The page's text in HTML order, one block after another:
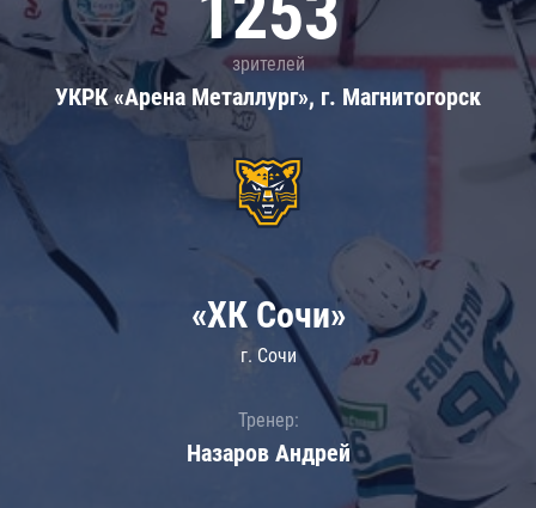
зрителей
УКРК «Арена Металлург», г. Магнитогорск
«ХК Сочи»
г. Сочи
Тренер:
Назаров Андрей